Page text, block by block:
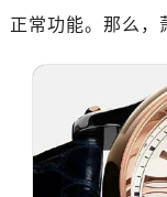
正常功能。那么，